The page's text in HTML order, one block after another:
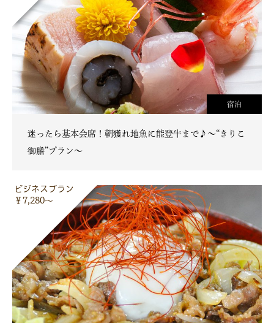
宿泊
迷ったら基本会席！朝獲れ地魚に能登牛まで♪～“きりこ
御膳”プラン～
ビジネスプラン
￥7,280～